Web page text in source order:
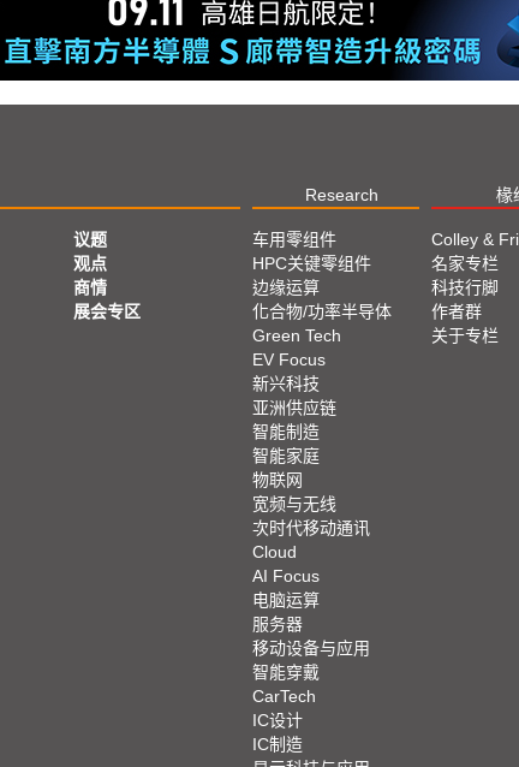
Research 椽
议题
观点
商情
展会专区
车用零组件
HPC关键零组件
边缘运算
化合物/功率半导体
Green Tech
EV Focus
新兴科技
亚洲供应链
智能制造
智能家庭
物联网
宽频与无线
次时代移动通讯
Cloud
AI Focus
电脑运算
服务器
移动设备与应用
智能穿戴
CarTech
IC设计
IC制造
Colley &
名家专栏
科技行脚
作者群
关于专栏